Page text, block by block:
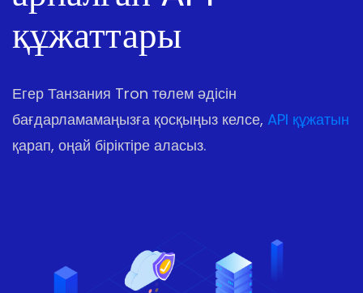
құжаттары
Егер Танзания Tron төлем әдісін
бағдарламамаңызға қосқыңыз келсе, API құжатын
қарап, оңай біріктіре аласыз.